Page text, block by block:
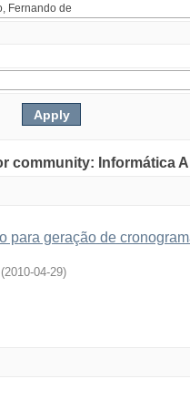
community: Informática
para geração de
(2010-04-29)